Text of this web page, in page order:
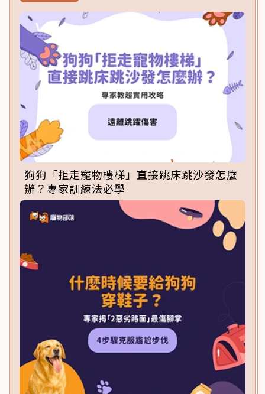
狗狗「拒走寵物樓梯」直接跳床跳沙發怎麼
辦？專家訓練法必學